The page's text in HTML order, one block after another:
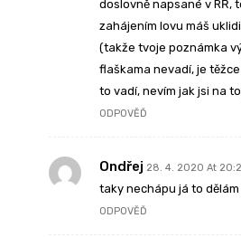
doslovně napsané v RŘ,
zahájením lovu máš
(takže tvoje poznámka
flaškama nevadí, je těžce
to vadí, nevím jak jsi na
ODPOVĚĎ
Ondřej 28. 4. 2020 At
taky nechápu já to dělám
ODPOVĚĎ